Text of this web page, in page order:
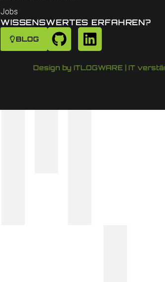
Jobs
WISSENSWERTES ERFAHREN?
BLOG
Design by ITLOGWARE | IT